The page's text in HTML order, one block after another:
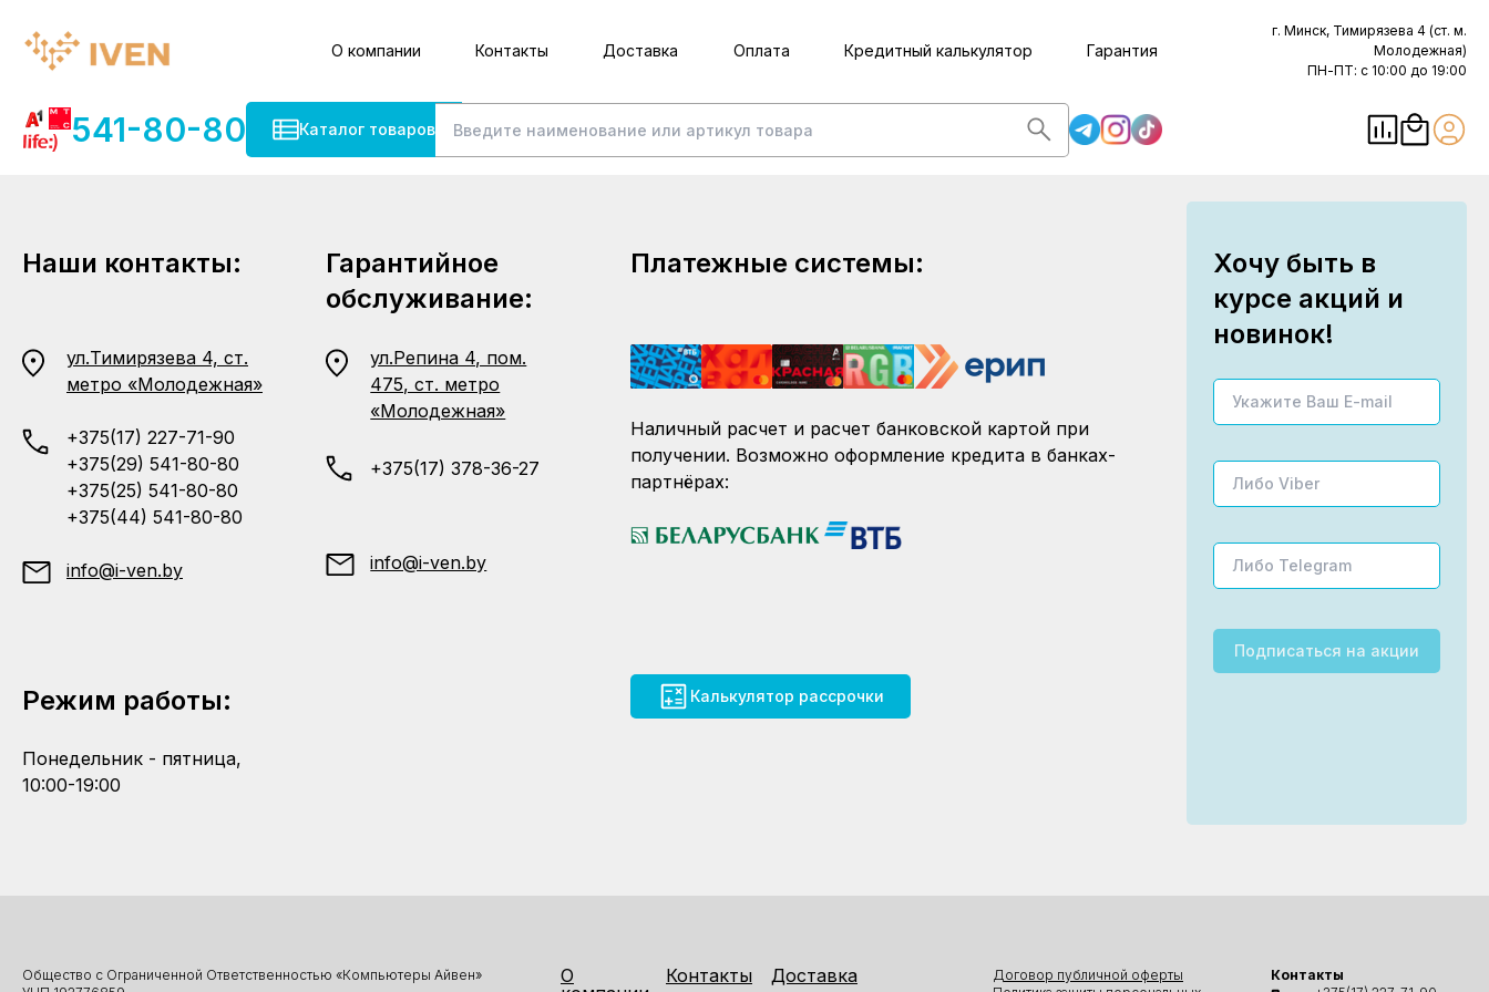
О компании Контакты Доставка Оплата Кредитный калькулятор Гарантия
г. Минск, Тимирязева 4 (ст. м.
Молодежная)
ПН-ПТ: с 10:00 до 19:00
541-80-80 Каталог товаров
Наши контакты:
ул.Тимирязева 4, ст.
метро «Молодежная»
+375(17) 227-71-90
+375(29) 541-80-80
+375(25) 541-80-80
+375(44) 541-80-80
info@i-ven.by
Гарантийное
обслуживание:
ул.Репина 4, пом.
475, ст. метро
«Молодежная»
+375(17) 378-36-27
info@i-ven.by
Платежные системы:
Наличный расчет и расчет банковской картой при
получении. Возможно оформление кредита в банках-
партнёрах:
Режим работы:
Понедельник - пятница,
10:00-19:00
Калькулятор рассрочки
Хочу быть в
курсе акций и
новинок!
Подписаться на акции
Общество с Ограниченной Ответственностью «Компьютеры Айвен»
О
Контакты Доставка
Договор публичной оферты
Контакты